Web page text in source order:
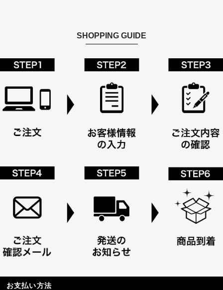
SHOPPING GUIDE
お支払い方法